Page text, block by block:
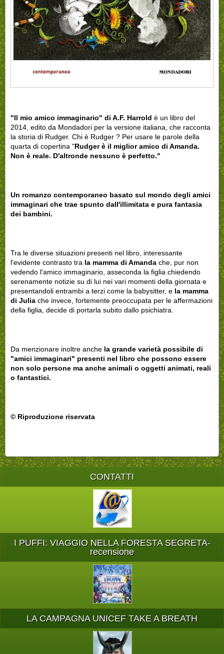
"Il mio amico immaginario" di A.F. Harrold è un libro del
2014, edito da Mondadori per la versione italiana, che racconta
la storia di Rudger. Chi è Rudger ? Per usare le parole della
quarta di copertina "Rudger è il miglior amico di Amanda.
Non è reale. D'altronde nessuno è perfetto."
Un romanzo contemporaneo basato sul mondo degli amici
immaginari che trae spunto dall'illimitata e pura fantasia
dei bambini.
Tra le diverse situazioni presenti nel libro, interessante
l'evidente contrasto tra la mamma di Amanda che, pur non
vedendo l'amico immaginario, asseconda la figlia chiedendo
serenamente notizie su di lui nei vari momenti della giornata e
presentandoli entrambi a terzi come la babysitter, e la mamma
di Julia che invece, fortemente preoccupata per le affermazioni
della figlia, decide di portarla subito dallo psichiatra.
Da menzionare inoltre anche la grande varietà possibile di
"amici immaginari" presenti nel libro che possono essere
non solo persone ma anche animali o oggetti animati, reali
o fantastici.
© Riproduzione riservata
CONTATTI
I PUFFI: VIAGGIO NELLA FORESTA SEGRETA-
recensione
LA CAMPAGNA UNICEF TAKE A BREATH